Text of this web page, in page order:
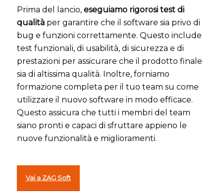
Prima del lancio, eseguiamo rigorosi test di
qualitàper garantire che il software sia privo di
bug e funzioni correttamente. Questo include
test funzionali, di usabilità, di sicurezza e di
prestazioni per assicurare che il prodotto finale
sia di altissima qualità. Inoltre, forniamo
formazione completa per il tuo team su come
utilizzare il nuovo software in modo efficace.
Questo assicura che tutti i membri del team
siano pronti e capaci di sfruttare appieno le
nuove funzionalità e miglioramenti.
Vai a ZAG Soft